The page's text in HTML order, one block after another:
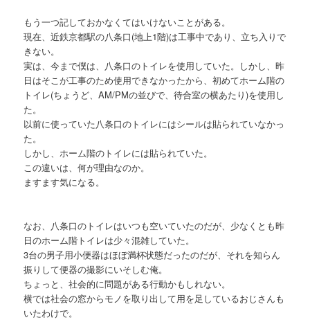
もう一つ記しておかなくてはいけないことがある。
現在、近鉄京都駅の八条口(地上1階)は工事中であり、立ち入りで
きない。
実は、今まで僕は、八条口のトイレを使用していた。しかし、昨
日はそこが工事のため使用できなかったから、初めてホーム階の
トイレ(ちょうど、AM/PMの並びで、待合室の横あたり)を使用し
た。
以前に使っていた八条口のトイレにはシールは貼られていなかっ
た。
しかし、ホーム階のトイレには貼られていた。
この違いは、何が理由なのか。
ますます気になる。
なお、八条口のトイレはいつも空いていたのだが、少なくとも昨
日のホーム階トイレは少々混雑していた。
3台の男子用小便器はほぼ満杯状態だったのだが、それを知らん
振りして便器の撮影にいそしむ俺。
ちょっと、社会的に問題がある行動かもしれない。
横では社会の窓からモノを取り出して用を足しているおじさんも
いたわけで。